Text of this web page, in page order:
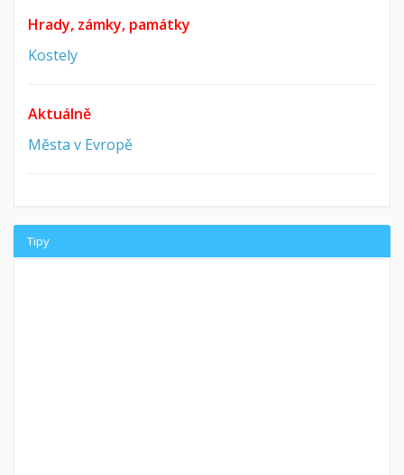
Hrady, zámky, památky
Kostely
Aktuálně
Města v Evropě
Tipy